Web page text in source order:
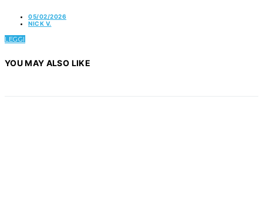
05/02/2026
NICK V.
LEGGI
YOU MAY ALSO LIKE